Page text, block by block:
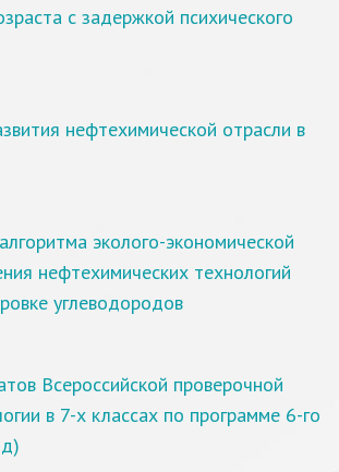
с задержкой психического
нефтехимической отрасли в
эколого-экономической
нефтехимических технологий
углеводородов
Всероссийской проверочной
в 7-х классах по программе 6-го